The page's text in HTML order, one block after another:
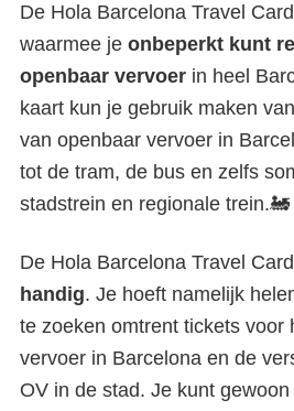
De Hola Barcelona Travel
waarmee je onbeperkt kunt
openbaar vervoer in heel
kaart kun je gebruik maken
van openbaar vervoer in
tot de tram, de bus en zelfs
stadstrein en regionale
De Hola Barcelona Travel
handig. Je hoeft namelijk
te zoeken omtrent tickets voor
vervoer in Barcelona en de
OV in de stad. Je kunt gewoon